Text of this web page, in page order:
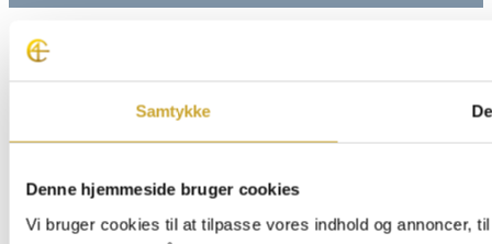
Samtykke
Denne hjemmeside bruger cookies
Vi bruger cookies til at tilpasse vores indhold og annoncer,